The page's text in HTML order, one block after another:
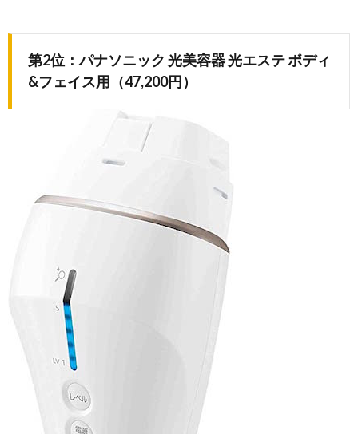
第2位：パナソニック 光美容器 光エステ ボディ
&フェイス用（47,200円）